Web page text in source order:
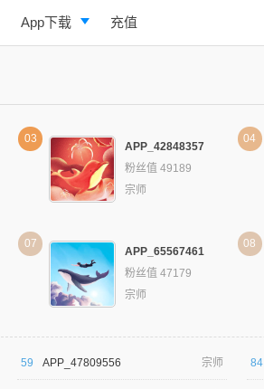
App下载 充值
03
APP_42848357
粉丝值 49189
宗师
04
07
APP_65567461
粉丝值 47179
宗师
08
59 APP_47809556 宗师 84